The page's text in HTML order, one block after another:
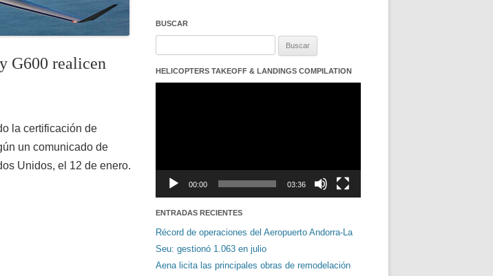
G600 realicen
la certificación de
un comunicado de
Unidos, el 12 de enero.
BUSCAR
HELICOPTERS TAKEOFF & LANDINGS COMPILATION
00:00 03:36
ENTRADAS RECIENTES
Récord de operaciones del Aeropuerto Andorra-La
Seu: gestionó 1.063 en julio
Aena licita las principales obras de remodelación